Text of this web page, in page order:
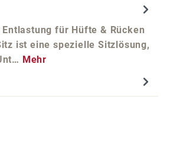
für Hüfte & Rücken
ist eine spezielle Sitzlösung,
Mehr